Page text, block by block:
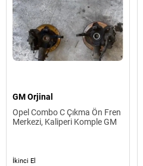
GM Orjinal
Opel Combo C Çıkma Ön Fren
Merkezi, Kaliperi Komple GM
İkinci El